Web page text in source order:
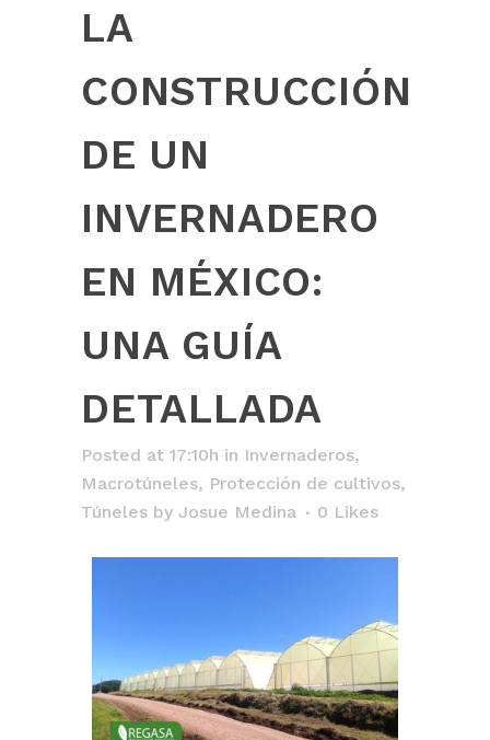
LA
CONSTRUCCIÓN
DE UN
INVERNADERO
EN MÉXICO:
UNA GUÍA
DETALLADA
Posted at 17:10h in Invernaderos,
Macrotúneles, Protección de cultivos,
Túneles by Josue Medina 0 Likes